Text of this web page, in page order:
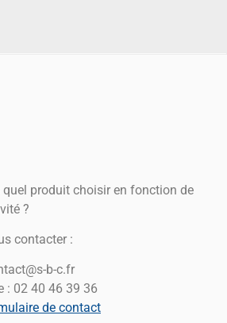
quel produit choisir en fonction de
?
contacter :
b-c.fr
: 02 40 46 39 36
de contact